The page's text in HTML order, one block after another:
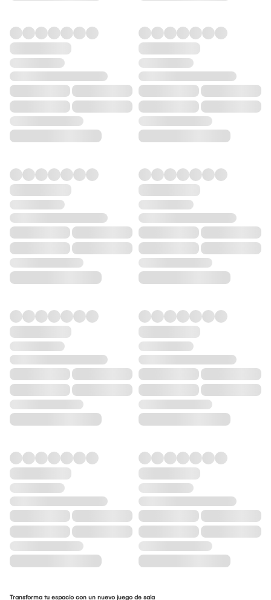
Transforma tu espacio con un nuevo juego de sala